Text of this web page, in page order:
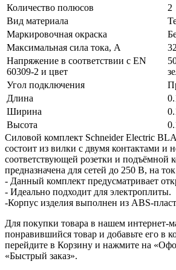
Количество полюсов
2
Вид материала
Маркировочная окраска
Максимальная сила тока, А
Напряжение в соответствии с EN
60309-2 и цвет
Угол подключения
Длина
Ширина
Высота
Силовой комплект Schneider Electric
состоит из вилки с двумя контактами и
соответствующей розетки и подъёмной
предназначена для сетей до 250 В, на
- Данный комплект предусматривает
- Идеально подходит для электроплиты.
-Корпус изделия выполнен из ABS-
Для покупки товара в нашем интернет-
понравившийся товар и добавьте его в
перейдите в Корзину и нажмите на
«Быстрый заказ».